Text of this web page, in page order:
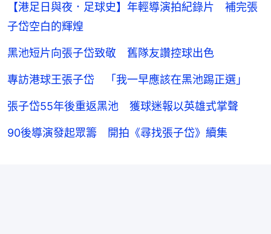
【港足日與夜．足球史】年輕導演拍紀錄片 補完張
子岱空白的輝煌
黑池短片向張子岱致敬 舊隊友讚控球出色
專訪港球王張子岱 「我一早應該在黑池踢正選」
張子岱55年後重返黑池 獲球迷報以英雄式掌聲
90後導演發起眾籌 開拍《尋找張子岱》續集